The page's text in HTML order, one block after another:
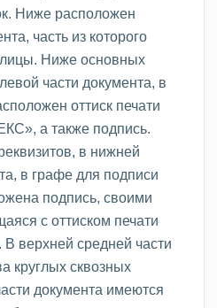
Ниже расположен
часть из которого
Ниже основных
части документа, в
оттиск печати
а также подпись.
в нижней
в графе для подписи
подпись, своими
с оттиском печати
средней части
круглых сквозных
документа имеются